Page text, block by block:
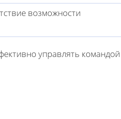
возможности
управлять командой